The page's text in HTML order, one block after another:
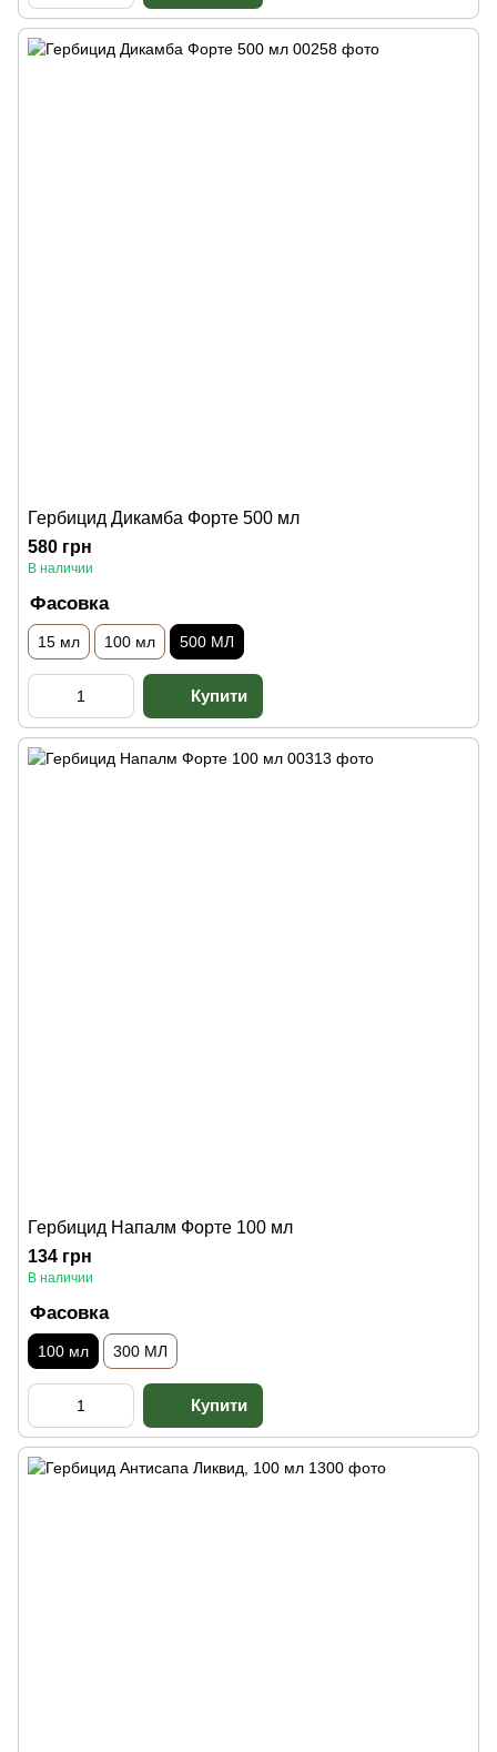
Гербицид Дикамба Форте 500 мл
580 грн
В наличии
Фасовка
15 мл 100 мл 500 МЛ
Гербицид Напалм Форте 100 мл
134 грн
В наличии
Фасовка
100 мл 300 МЛ